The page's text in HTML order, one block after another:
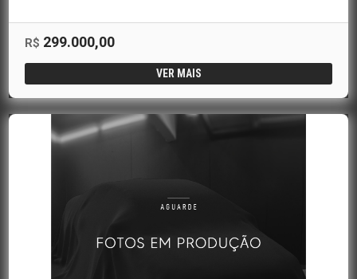
R$ 299.000,00
VER MAIS